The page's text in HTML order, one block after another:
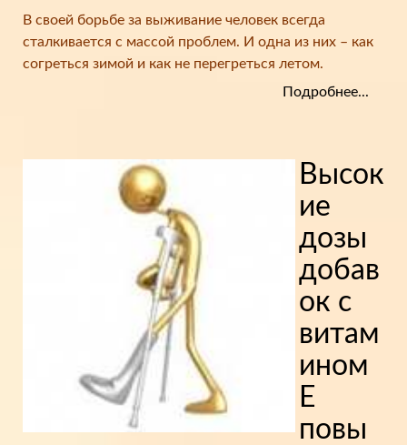
В своей борьбе за выживание человек всегда
сталкивается с массой проблем. И одна из них – как
согреться зимой и как не перегреться летом.
Подробнее...
Высок
ие
дозы
добав
ок с
витам
ином
Е
повы